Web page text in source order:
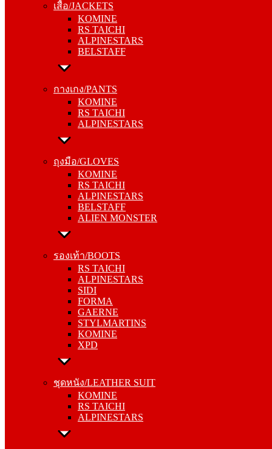
เสื้อ/JACKETS
KOMINE
RS TAICHI
ALPINESTARS
BELSTAFF
กางเกง/PANTS
KOMINE
RS TAICHI
ALPINESTARS
ถุงมือ/GLOVES
KOMINE
RS TAICHI
ALPINESTARS
BELSTAFF
ALIEN MONSTER
รองเท้า/BOOTS
RS TAICHI
ALPINESTARS
SIDI
FORMA
GAERNE
STYLMARTINS
KOMINE
XPD
ชุดหนัง/LEATHER SUIT
KOMINE
RS TAICHI
ALPINESTARS
RS TAICHI
ALPINESTARS
BELSTAFF
กางเกง/PANTS
RS TAICHI
ALPINESTARS
ถุงมือ/GLOVES
RS TAICHI
ALPINESTARS
BELSTAFF
ALIEN MONSTER
รองเท้า/BOOTS
ALPINESTARS
SIDI
FORMA
GAERNE
STYLMARTINS
KOMINE
XPD
ชุดหนัง/LEATHER SUIT
RS TAICHI
ALPINESTARS
การ์ด/PROTECTOR